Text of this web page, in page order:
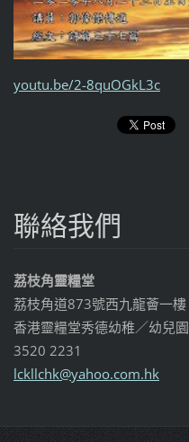
youtu.be/2-8quOGkL3c
聯絡我們
荔枝角靈糧堂
荔枝角道873號西九龍薈一樓
香港靈糧堂秀德幼稚／幼兒園
3520 2231
lckllchk@yahoo.com.hk